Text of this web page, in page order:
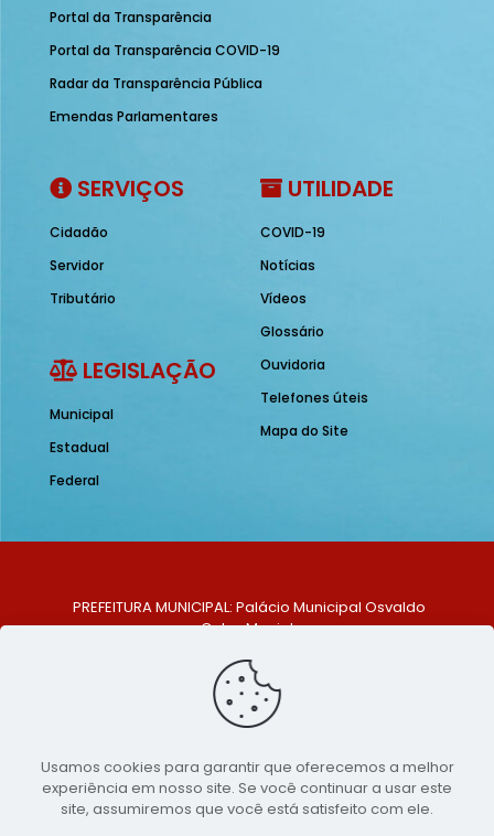
Portal da Transparência
Portal da Transparência COVID-19
Radar da Transparência Pública
Emendas Parlamentares
SERVIÇOS
Cidadão
Servidor
Tributário
LEGISLAÇÃO
Municipal
Estadual
Federal
UTILIDADE
COVID-19
Notícias
Vídeos
Glossário
Ouvidoria
Telefones úteis
Mapa do Site
PREFEITURA MUNICIPAL: Palácio Municipal Osvaldo
Celso Maciel
Centro, São Bento do Una - PE. CEP: 553370-128
TELEFONE: (81) 99548-1569
E-MAIL: ouvidoria@saobentodouna.pe.gov.br
Copyright 2021-2026 - Assessoria de Comunicação da
Prefeitura de São Bento do Una - PE
Usamos cookies para garantir que oferecemos a melhor
experiência em nosso site. Se você continuar a usar este
site, assumiremos que você está satisfeito com ele.